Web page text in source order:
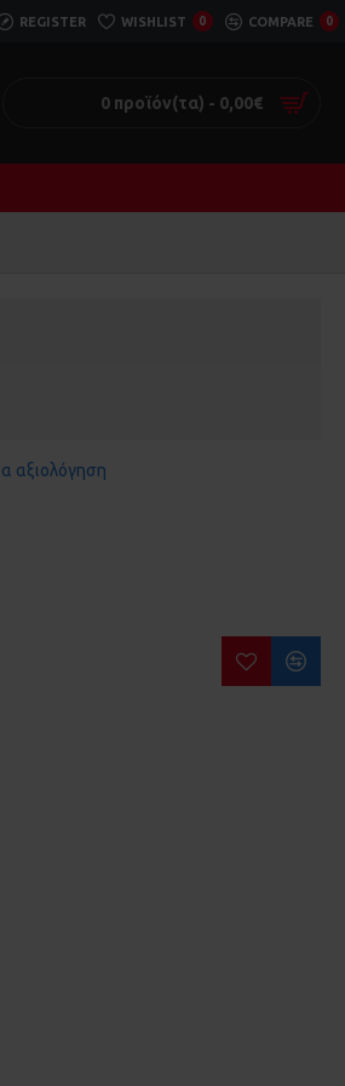
REGISTER WISHLIST 0 COMPARE 0
0 προϊόν(τα) - 0,00€
αξιολόγηση